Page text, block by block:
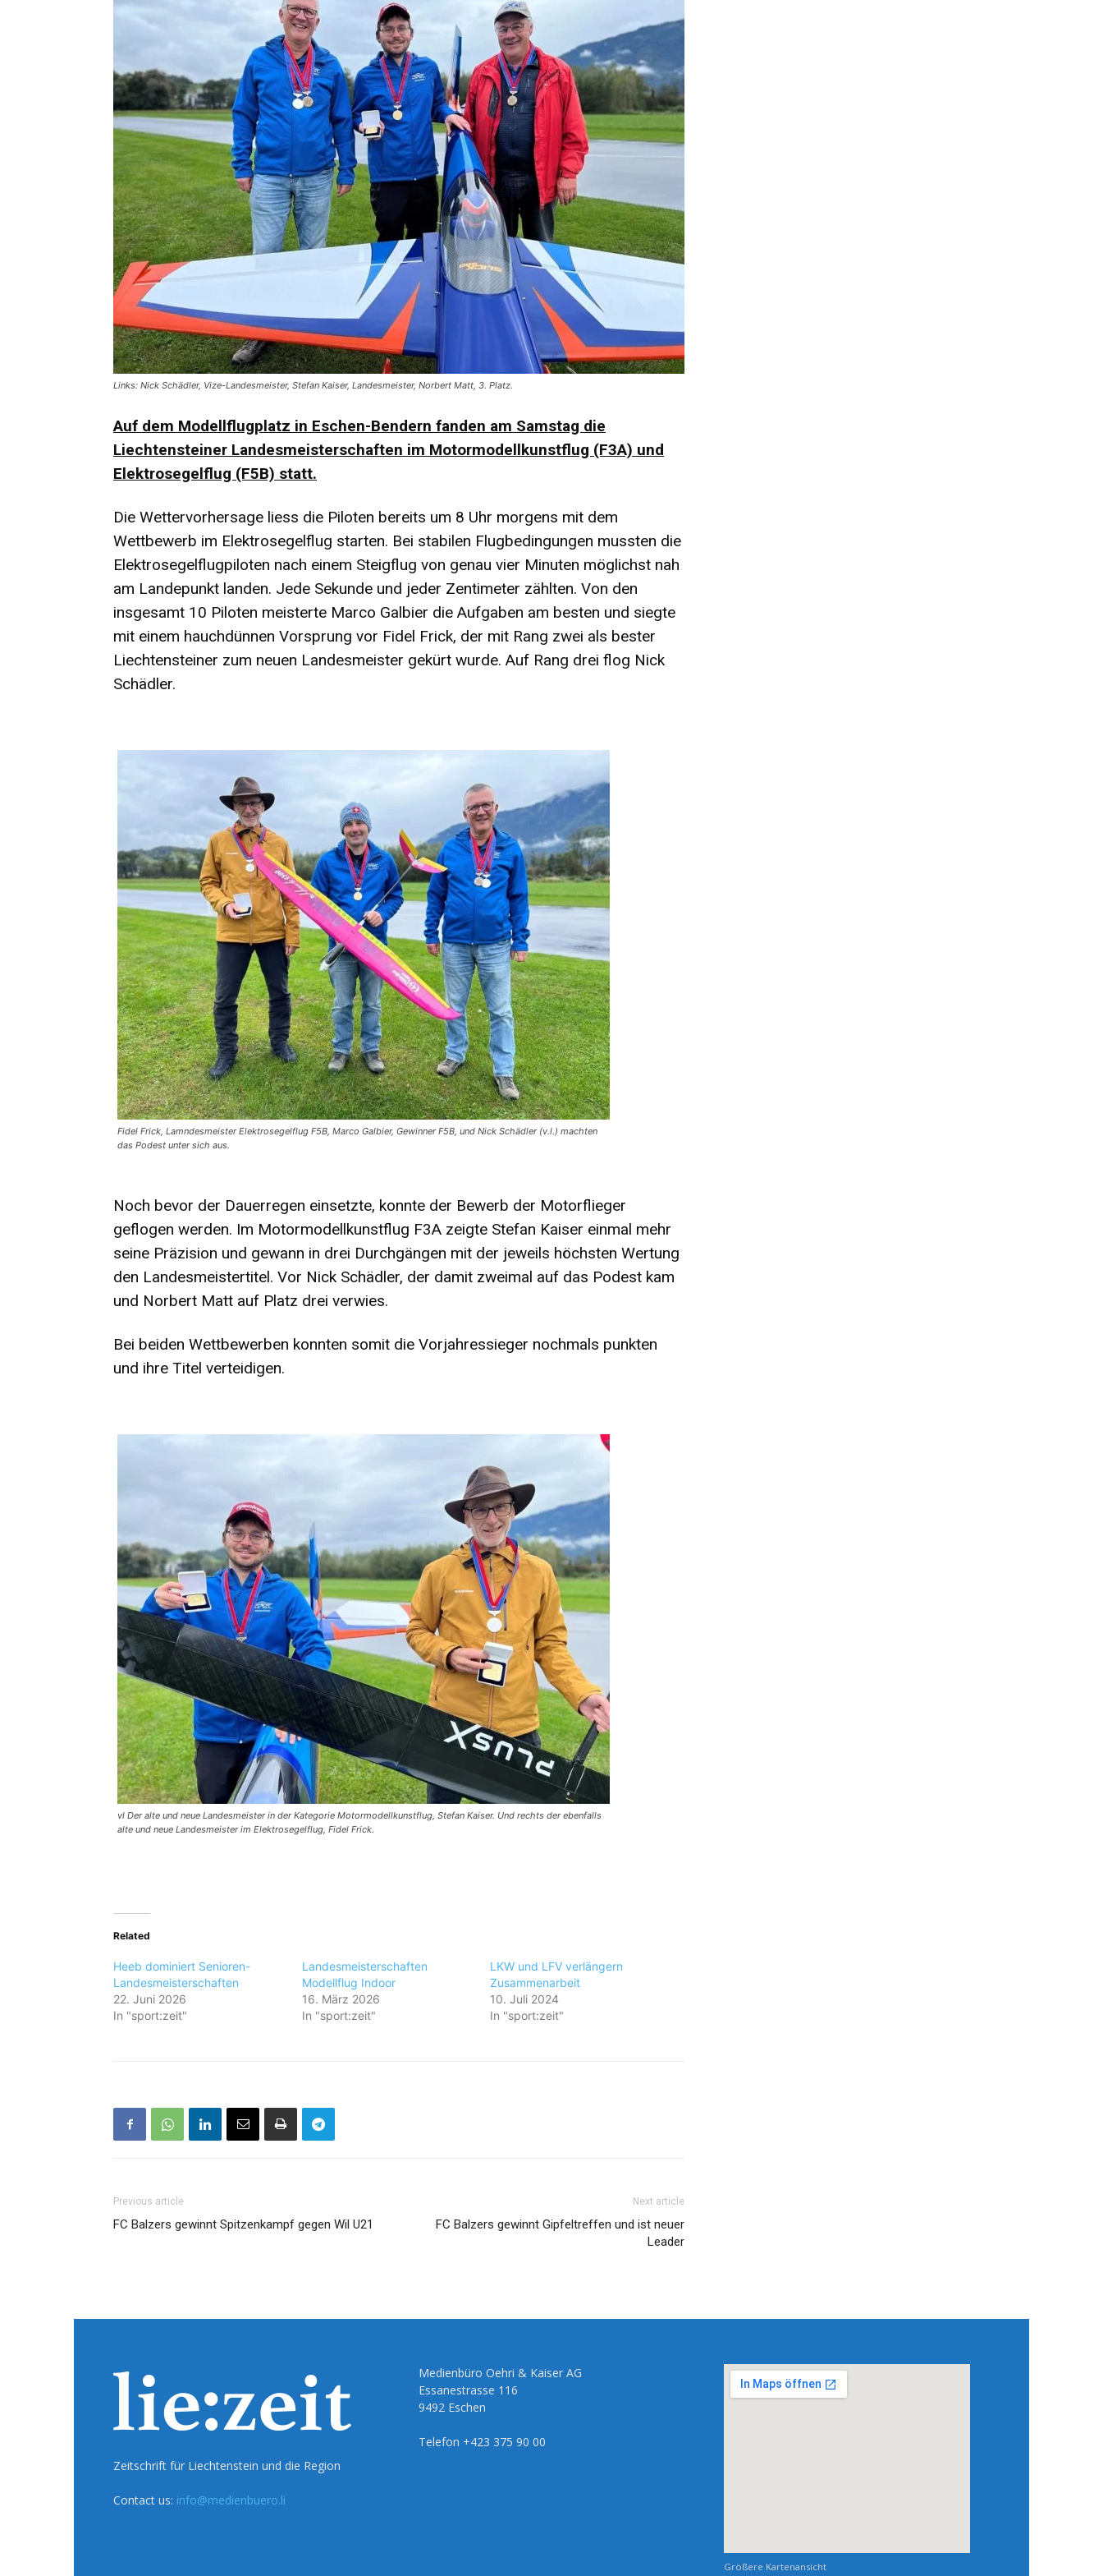
Links: Nick Schädler, Vize-Landesmeister, Stefan Kaiser, Landesmeister, Norbert Matt, 3. Platz.
Auf dem Modellflugplatz in Eschen-Bendern fanden am Samstag die
Liechtensteiner Landesmeisterschaften im Motormodellkunstflug (F3A) und
Elektrosegelflug (F5B) statt.
Die Wettervorhersage liess die Piloten bereits um 8 Uhr morgens mit dem
Wettbewerb im Elektrosegelflug starten. Bei stabilen Flugbedingungen mussten die
Elektrosegelflugpiloten nach einem Steigflug von genau vier Minuten möglichst nah
am Landepunkt landen. Jede Sekunde und jeder Zentimeter zählten. Von den
insgesamt 10 Piloten meisterte Marco Galbier die Aufgaben am besten und siegte
mit einem hauchdünnen Vorsprung vor Fidel Frick, der mit Rang zwei als bester
Liechtensteiner zum neuen Landesmeister gekürt wurde. Auf Rang drei flog Nick
Schädler.
Fidel Frick, Lamndesmeister Elektrosegelflug F5B, Marco Galbier, Gewinner F5B, und Nick Schädler (v.l.) machten
das Podest unter sich aus.
Noch bevor der Dauerregen einsetzte, konnte der Bewerb der Motorflieger
geflogen werden. Im Motormodellkunstflug F3A zeigte Stefan Kaiser einmal mehr
seine Präzision und gewann in drei Durchgängen mit der jeweils höchsten Wertung
den Landesmeistertitel. Vor Nick Schädler, der damit zweimal auf das Podest kam
und Norbert Matt auf Platz drei verwies.
Bei beiden Wettbewerben konnten somit die Vorjahressieger nochmals punkten
und ihre Titel verteidigen.
vl Der alte und neue Landesmeister in der Kategorie Motormodellkunstflug, Stefan Kaiser. Und rechts der ebenfalls
alte und neue Landesmeister im Elektrosegelflug, Fidel Frick.
Related
Heeb dominiert Senioren-
Landesmeisterschaften
22. Juni 2026
In "sport:zeit"
Landesmeisterschaften
Modellflug Indoor
16. März 2026
In "sport:zeit"
LKW und LFV verlängern
Zusammenarbeit
10. Juli 2024
In "sport:zeit"
Previous article
FC Balzers gewinnt Spitzenkampf gegen Wil U21
Next article
FC Balzers gewinnt Gipfeltreffen und ist neuer
Leader
Zeitschrift für Liechtenstein und die Region
Contact us: info@medienbuero.li
Medienbüro Oehri & Kaiser AG
Essanestrasse 116
9492 Eschen
Telefon +423 375 90 00
Größere Kartenansicht